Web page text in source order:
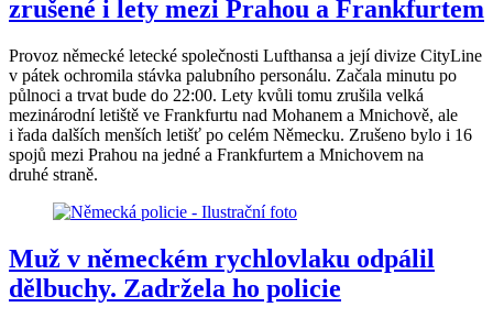
zrušené i lety mezi Prahou a Frankfurtem
Provoz německé letecké společnosti Lufthansa a její divize CityLine
v pátek ochromila stávka palubního personálu. Začala minutu po
půlnoci a trvat bude do 22:00. Lety kvůli tomu zrušila velká
mezinárodní letiště ve Frankfurtu nad Mohanem a Mnichově, ale
i řada dalších menších letišť po celém Německu. Zrušeno bylo i 16
spojů mezi Prahou na jedné a Frankfurtem a Mnichovem na
druhé straně.
Muž v německém rychlovlaku odpálil
dělbuchy. Zadržela ho policie